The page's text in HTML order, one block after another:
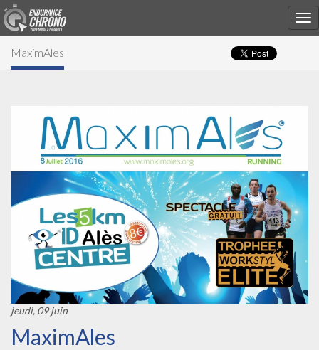
MaximAles
jeudi, 09 juin
MaximAles